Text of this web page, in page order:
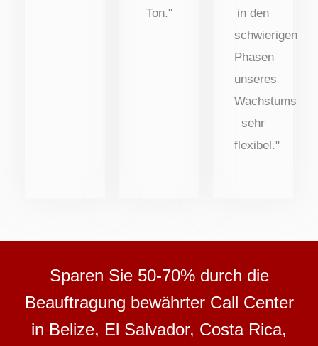
Ton."
in den
schwierigen
Phasen
unseres
Wachstums
sehr
flexibel."
Sparen Sie 50-70% durch die
Beauftragung bewährter Call Center
in Belize, El Salvador, Costa Rica,